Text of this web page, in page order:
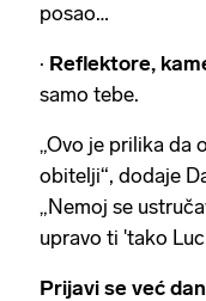
posao…
· Reflektore,
samo tebe.
„Ovo je prilika da
obitelji“, dodaje
„Nemoj se
upravo ti 'tako
Prijavi se već